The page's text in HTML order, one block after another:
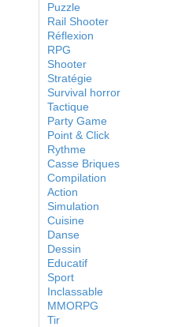
Puzzle
Rail Shooter
Réflexion
RPG
Shooter
Stratégie
Survival horror
Tactique
Party Game
Point & Click
Rythme
Casse Briques
Compilation
Action
Simulation
Cuisine
Danse
Dessin
Educatif
Sport
Inclassable
MMORPG
Tir